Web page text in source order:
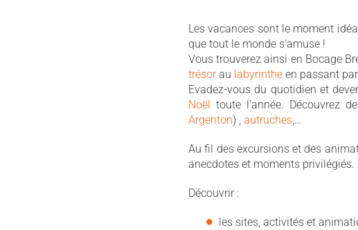
Les vacances sont le moment
que tout le monde s’amuse !
Vous trouverez ainsi en Bocage
trésorau labyrinthe en passant
Evadez-vous du quotidien et
Noël
toute l’année. Découvrez
Argenton) , autruches,…
Au fil des excursions et des
anecdotes et moments
Découvrir :
les sites, activités et